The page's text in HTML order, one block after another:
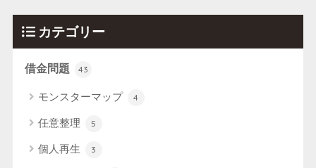
カテゴリー
借金問題 43
モンスターマップ 4
任意整理 5
個人再生 3